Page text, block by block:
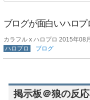
ブログが面白いハロプ
カラフル x ハロプロ 2015年08
ハロプロ
ブログ
掲示板＠狼の反